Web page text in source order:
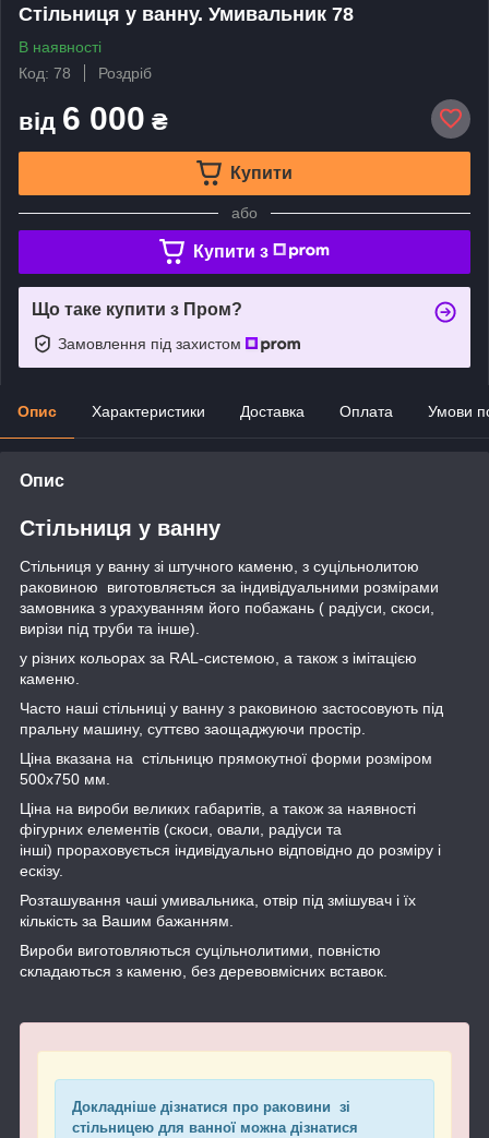
Стільниця у ванну. Умивальник 78
В наявності
Код: 78
Роздріб
від 6 000 ₴
Купити
або
Купити з
Що таке купити з Пром?
Замовлення під захистом
Опис Характеристики Доставка Оплата Умови
Опис
Стільниця у ванну
Стільниця у ванну зі штучного каменю, з суцільнолитою
раковиною виготовляється за індивідуальними розмірами
замовника з урахуванням його побажань ( радіуси, скоси,
вирізи під труби та інше).
у різних кольорах за RAL-системою, а також з імітацією
каменю.
Часто наші стільниці у ванну з раковиною застосовують під
пральну машину, суттєво заощаджуючи простір.
Ціна вказана на стільницю прямокутної форми розміром
500х750 мм.
Ціна на вироби великих габаритів, а також за наявності
фігурних елементів (скоси, овали, радіуси та
інші) прораховується індивідуально відповідно до розміру і
ескізу.
Розташування чаші умивальника, отвір під змішувач і їх
кількість за Вашим бажанням.
Вироби виготовляються суцільнолитими, повністю
складаються з каменю, без деревовмісних вставок.
Докладніше дізнатися про раковини зі
стільницею для ванної можна дізнатися